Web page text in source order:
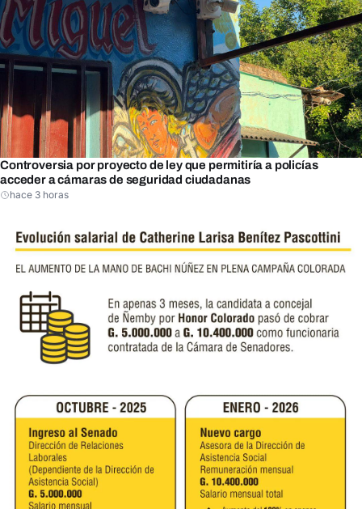
Controversia por proyecto de ley que permitiría a policías
acceder a cámaras de seguridad ciudadanas
hace 3 horas